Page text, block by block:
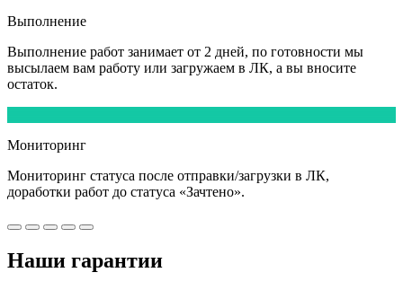
Выполнение
Выполнение работ занимает от 2 дней, по готовности мы
высылаем вам работу или загружаем в ЛК, а вы вносите
остаток.
Мониторинг
Мониторинг статуса после отправки/загрузки в ЛК,
доработки работ до статуса «Зачтено».
Наши гарантии